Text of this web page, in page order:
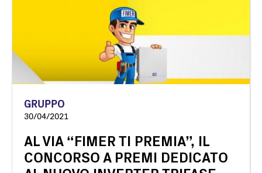
GRUPPO
30/04/2021
AL VIA “FIMER TI PREMIA”, IL
CONCORSO A PREMI DEDICATO